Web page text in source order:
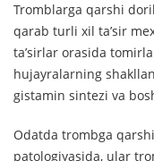
Tromblarga qarshi
qarab turli xil ta’sir
ta’sirlar orasida
hujayralarning
gistamin sintezi va
Odatda trombga
patologiyasida, ular